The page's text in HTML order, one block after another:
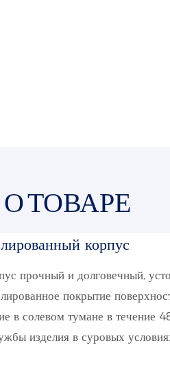
ТОВАРЕ
корпус
прочный и долговечный,
покрытие
в солевом тумане в течение
изделия в суровых